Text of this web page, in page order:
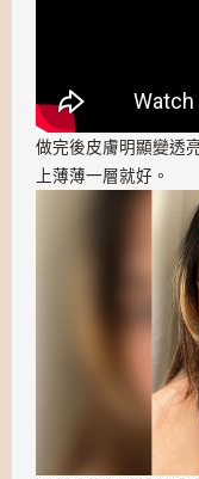
做完後皮膚明顯變透
上薄薄一層就好。